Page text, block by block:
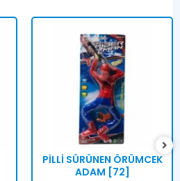
PİLLİ SÜRÜNEN ÖRÜMCEK
ADAM [72]